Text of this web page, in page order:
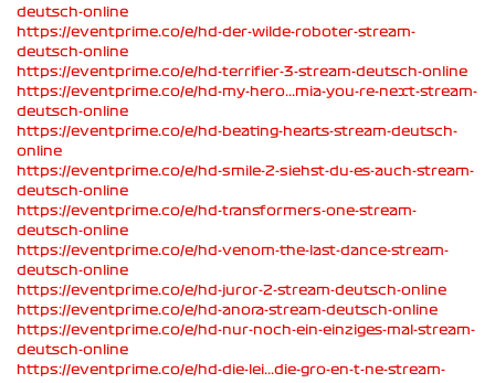
deutsch-online
https://eventprime.co/e/hd-der-wilde-roboter-stream-
deutsch-online
https://eventprime.co/e/hd-terrifier-3-stream-deutsch-online
https://eventprime.co/e/hd-my-hero...mia-you-re-next-stream-
deutsch-online
https://eventprime.co/e/hd-beating-hearts-stream-deutsch-
online
https://eventprime.co/e/hd-smile-2-siehst-du-es-auch-stream-
deutsch-online
https://eventprime.co/e/hd-transformers-one-stream-
deutsch-online
https://eventprime.co/e/hd-venom-the-last-dance-stream-
deutsch-online
https://eventprime.co/e/hd-juror-2-stream-deutsch-online
https://eventprime.co/e/hd-anora-stream-deutsch-online
https://eventprime.co/e/hd-nur-noch-ein-einziges-mal-stream-
deutsch-online
https://eventprime.co/e/hd-die-lei...die-gro-en-t-ne-stream-